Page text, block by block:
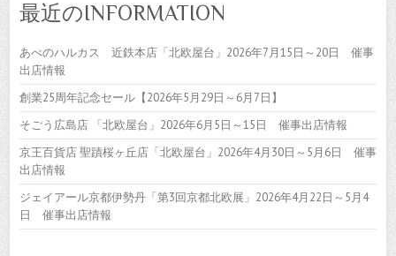
最近のINFORMATION
あべのハルカス 近鉄本店「北欧屋台」2026年7月15日～20日 催事
出店情報
創業25周年記念セール【2026年5月29日～6月7日】
そごう広島店 「北欧屋台」2026年6月5日～15日 催事出店情報
京王百貨店 聖蹟桜ヶ丘店「北欧屋台」2026年4月30日～5月6日 催事
出店情報
ジェイアール京都伊勢丹「第3回京都北欧展」2026年4月22日～5月4
日 催事出店情報